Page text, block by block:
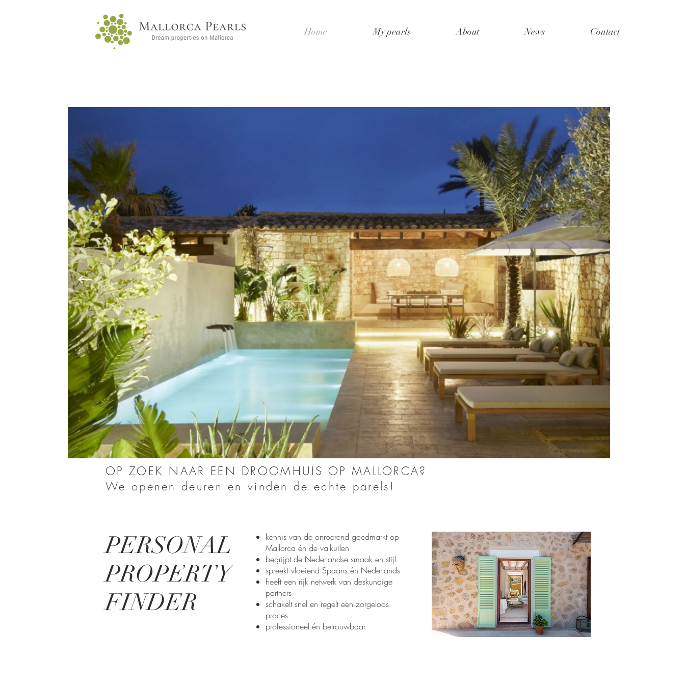
Home My pearls About News Contact
OP ZOEK NAAR EEN DROOMHUIS OP MALLORCA?
We openen deuren en vinden de echte parels!
PERSONAL
PROPERTY
FINDER
kennis van de onroerend goedmarkt op
Mallorca én de valkuilen
begrijpt de Nederlandse smaak en stijl
spreekt vloeiend Spaans én Nederlands
heeft een rijk netwerk van deskundige
partners
schakelt snel en regelt een zorgeloos
proces
professioneel én betrouwbaar